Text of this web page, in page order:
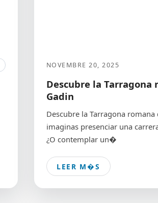
NOVEMBRE 20, 2025
Descubre la Tarragona
Gadin
Descubre la Tarragona romana
imaginas presenciar una
¿O contemplar un�
LEER M�S